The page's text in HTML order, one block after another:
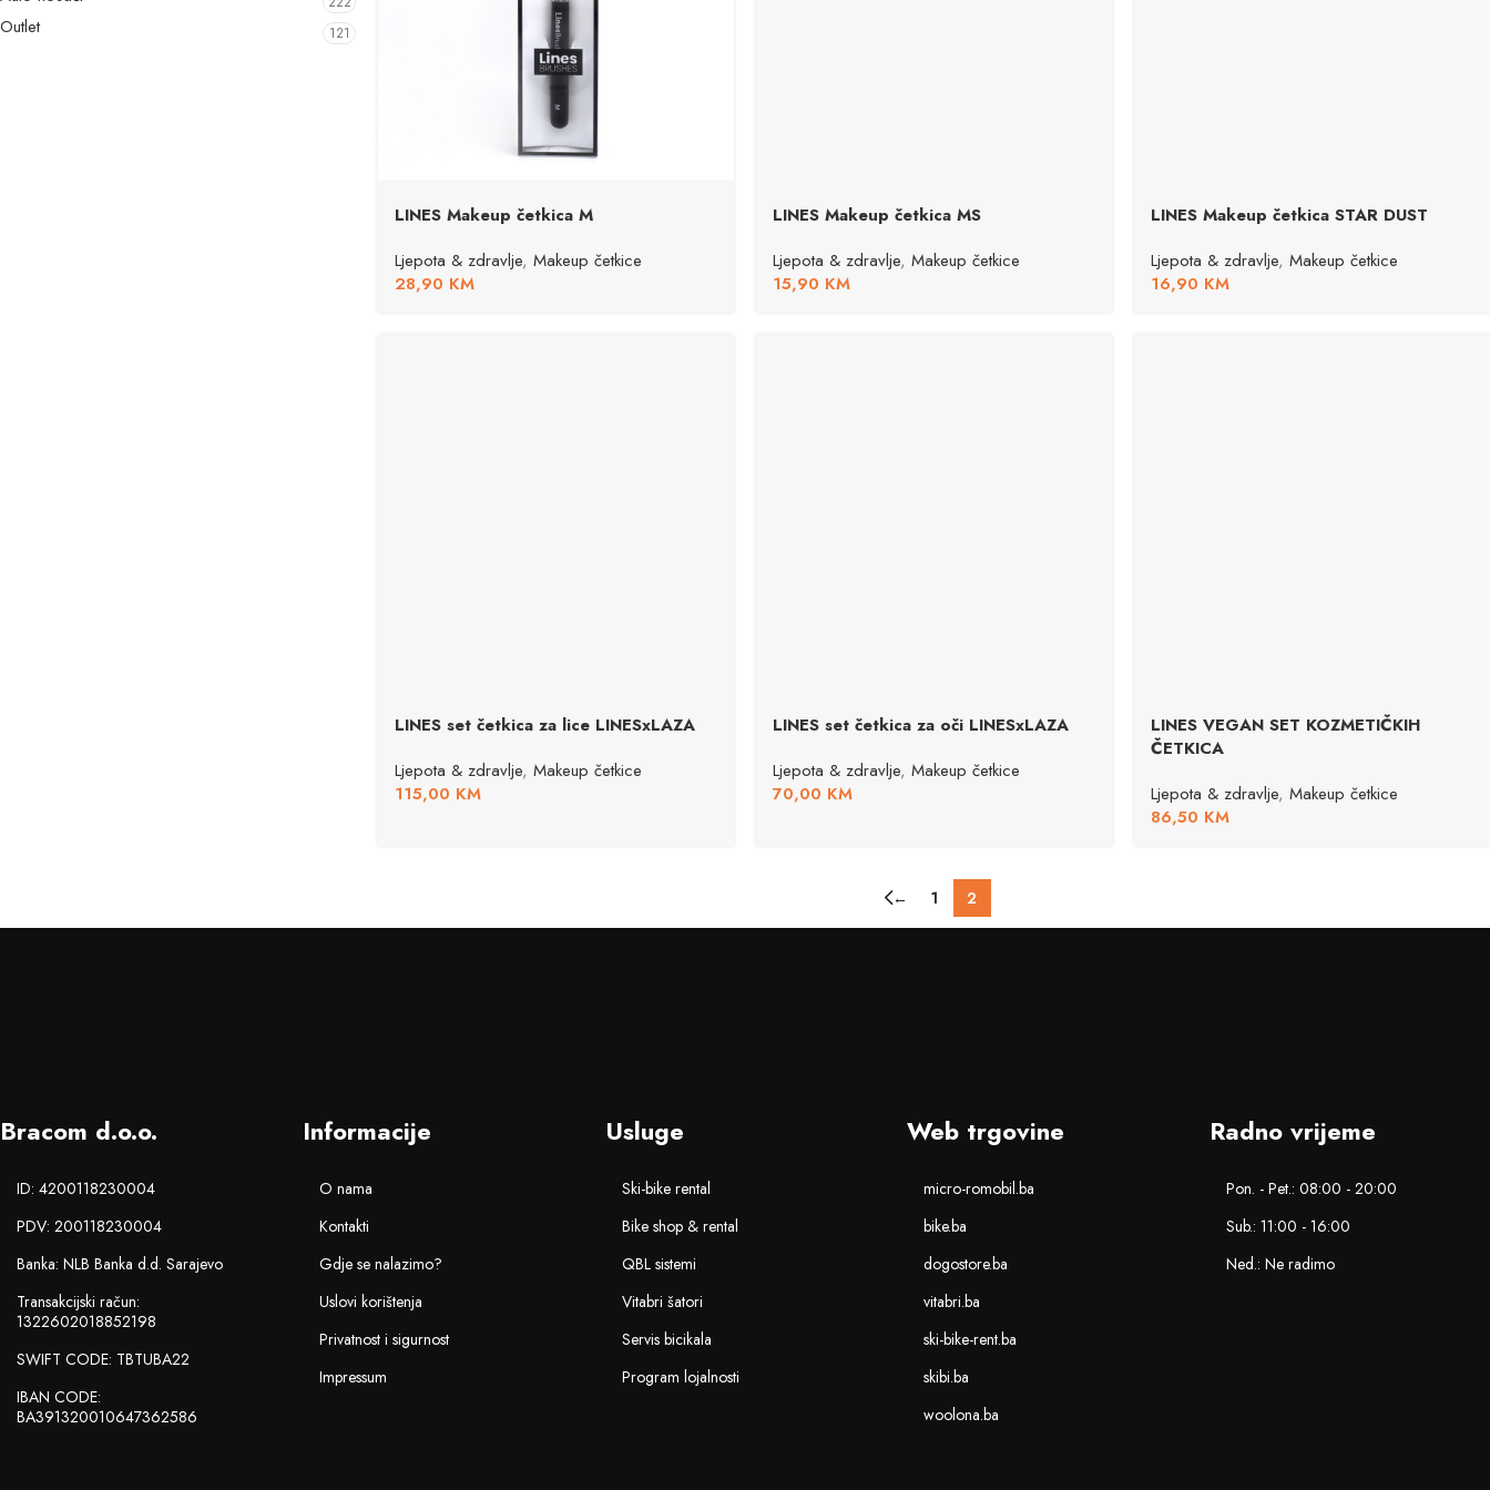
Outlet 121
LINES Makeup četkica M
Ljepota & zdravlje, Makeup četkice
28,90 KM
LINES Makeup četkica MS
Ljepota & zdravlje, Makeup četkice
15,90 KM
LINES Makeup četkica STAR DUST
Ljepota & zdravlje, Makeup četkice
16,90 KM
LINES set četkica za lice LINESxLAZA
Ljepota & zdravlje, Makeup četkice
115,00 KM
LINES set četkica za oči LINESxLAZA
Ljepota & zdravlje, Makeup četkice
70,00 KM
LINES VEGAN SET KOZMETIČKIH
ČETKICA
Ljepota & zdravlje, Makeup četkice
86,50 KM
← 1 2
Bracom d.o.o.
ID: 4200118230004
PDV: 200118230004
Banka: NLB Banka d.d. Sarajevo
Transakcijski račun:
1322602018852198
SWIFT CODE: TBTUBA22
IBAN CODE:
BA391320010647362586
Informacije
O nama
Kontakti
Gdje se nalazimo?
Uslovi korištenja
Privatnost i sigurnost
Impressum
Usluge
Ski-bike rental
Bike shop & rental
QBL sistemi
Vitabri šatori
Servis bicikala
Program lojalnosti
Web trgovine
micro-romobil.ba
bike.ba
dogostore.ba
vitabri.ba
ski-bike-rent.ba
skibi.ba
woolona.ba
Radno vrijeme
Pon. - Pet.: 08:00 - 20:00
Sub.: 11:00 - 16:00
Ned.: Ne radimo